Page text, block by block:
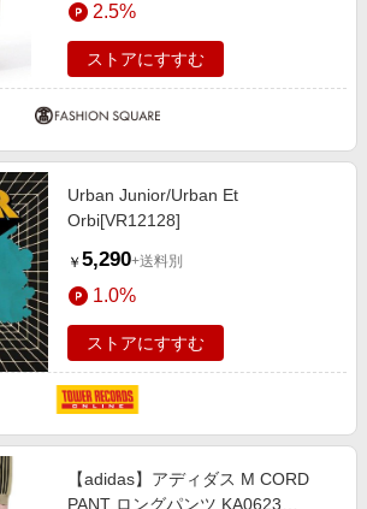
2.5%
ストアにすすむ
Urban Junior/Urban Et
Orbi[VR12128]
￥ 5,290+送料別
1.0%
ストアにすすむ
【adidas】アディダス M CORD
PANT ロングパンツ KA0623